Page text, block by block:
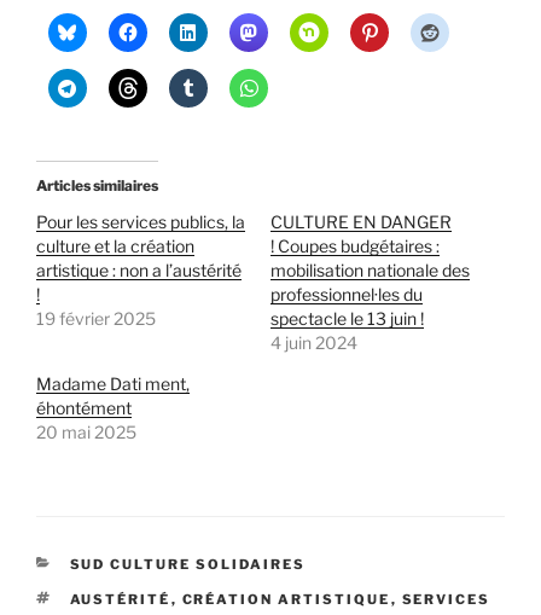
Articles similaires
Pour les services publics, la
culture et la création
artistique : non a l’austérité
!
19 février 2025
CULTURE EN DANGER
! Coupes budgétaires :
mobilisation nationale des
professionnel·les du
spectacle le 13 juin !
4 juin 2024
Madame Dati ment,
éhontément
20 mai 2025
CATÉGORIES
SUD CULTURE SOLIDAIRES
ÉTIQUETTES
AUSTÉRITÉ , CRÉATION ARTISTIQUE , SERVICES